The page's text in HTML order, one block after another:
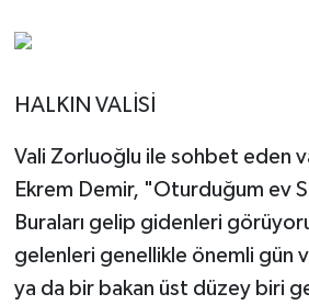
HALKIN VALİSİ
Vali Zorluoğlu ile sohbet eden
Ekrem Demir, "Oturduğum ev
Buraları gelip gidenleri
gelenleri genellikle önemli gün
ya da bir bakan üst düzey biri